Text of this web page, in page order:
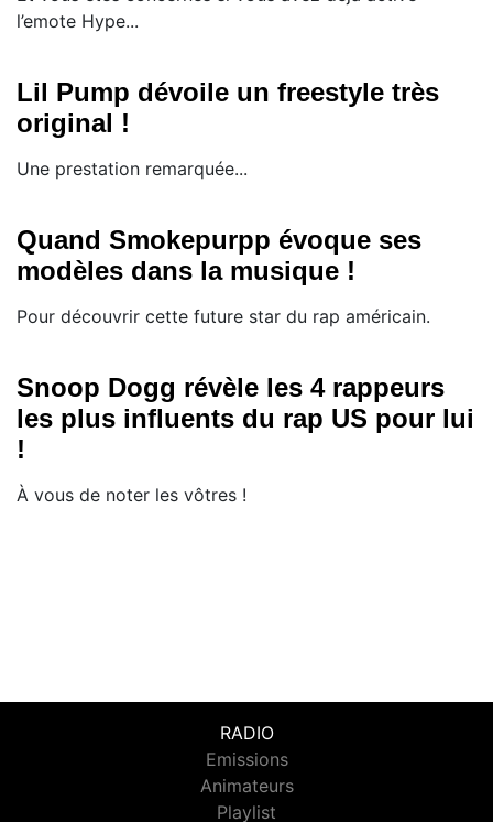
l’emote Hype...
Lil Pump dévoile un freestyle très
original !
Une prestation remarquée...
Quand Smokepurpp évoque ses
modèles dans la musique !
Pour découvrir cette future star du rap américain.
Snoop Dogg révèle les 4 rappeurs
les plus influents du rap US pour lui
!
À vous de noter les vôtres !
RADIO
Emissions
Animateurs
Playlist